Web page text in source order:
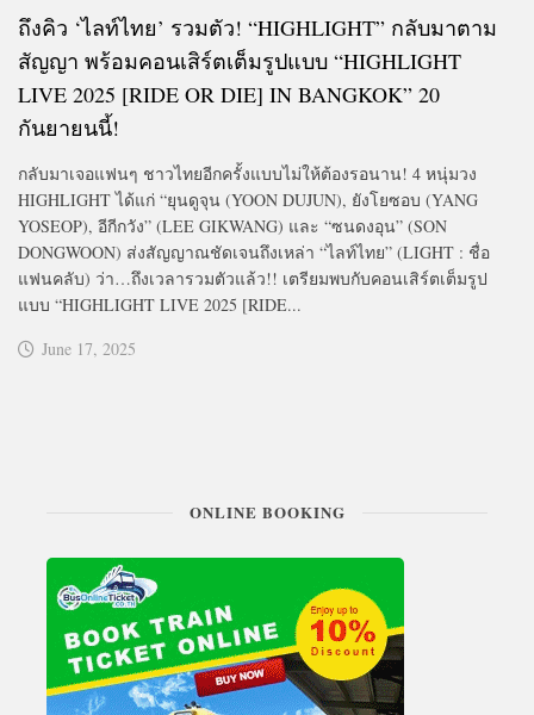
ถึงคิว ‘ไลท์ไทย’ รวมตัว! “HIGHLIGHT” กลับมาตาม
สัญญา พร้อมคอนเสิร์ตเต็มรูปแบบ “HIGHLIGHT
LIVE 2025 [RIDE OR DIE] IN BANGKOK” 20
กันยายนนี้!
กลับมาเจอแฟนๆ ชาวไทยอีกครั้งแบบไม่ให้ต้องรอนาน! 4 หนุ่มวง
HIGHLIGHT ได้แก่ “ยุนดูจุน (YOON DUJUN), ยังโยซอบ (YANG
YOSEOP), อีกีกวัง” (LEE GIKWANG) และ “ซนดงอุน” (SON
DONGWOON) ส่งสัญญาณชัดเจนถึงเหล่า “ไลท์ไทย” (LIGHT : ชื่อ
แฟนคลับ) ว่า…ถึงเวลารวมตัวแล้ว!! เตรียมพบกับคอนเสิร์ตเต็มรูป
แบบ “HIGHLIGHT LIVE 2025 [RIDE...
June 17, 2025
ONLINE BOOKING